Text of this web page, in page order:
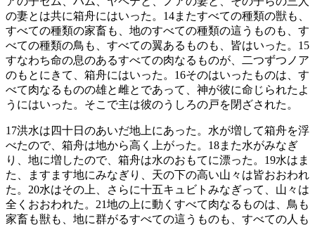
の妻とは共に箱舟にはいった。 14またすべての種類の獣も、
すべての種類の家畜も、地のすべての種類の這うものも、す
べての種類の鳥も、すべての翼あるものも、皆はいった。 15
すなわち命の息のあるすべての肉なるものが、二つずつノア
のもとにきて、箱舟にはいった。 16そのはいったものは、す
べて肉なるものの雄と雌とであって、神が彼に命じられたよ
うにはいった。そこで主は彼のうしろの戸を閉ざされた。
17洪水は四十日のあいだ地上にあった。水が増して箱舟を浮
べたので、箱舟は地から高く上がった。 18また水がみなぎ
り、地に増したので、箱舟は水のおもてに漂った。 19水はま
た、ますます地にみなぎり、天の下の高い山々は皆おおわれ
た。 20水はその上、さらに十五キュビトみなぎって、山々は
全くおおわれた。 21地の上に動くすべて肉なるものは、鳥も
家畜も獣も、地に群がるすべての這うものも、すべての人も